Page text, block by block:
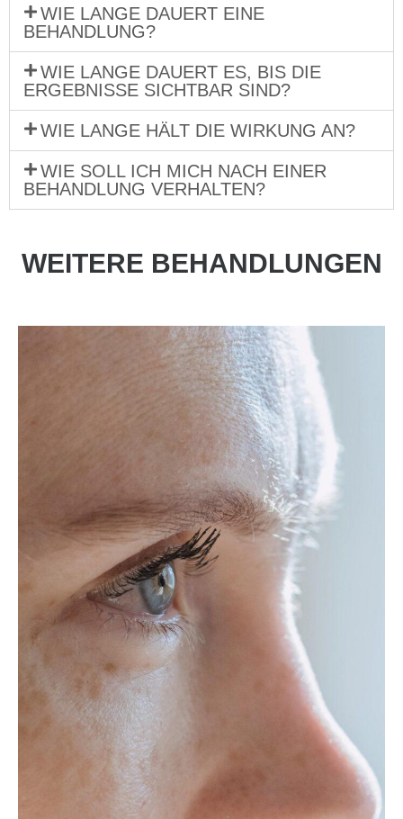
WIE LANGE DAUERT EINE
BEHANDLUNG?
WIE LANGE DAUERT ES, BIS DIE
ERGEBNISSE SICHTBAR SIND?
WIE LANGE HÄLT DIE WIRKUNG AN?
WIE SOLL ICH MICH NACH EINER
BEHANDLUNG VERHALTEN?
WEITERE BEHANDLUNGEN